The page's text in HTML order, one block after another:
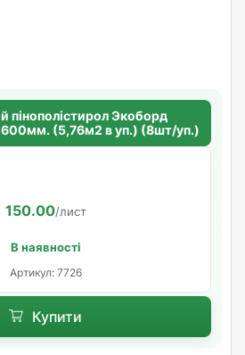
пінополістирол Экоборд
(5,76м2 в уп.) (8шт/уп.)
150.00/лист
В наявності
Артикул: 7726
Купити